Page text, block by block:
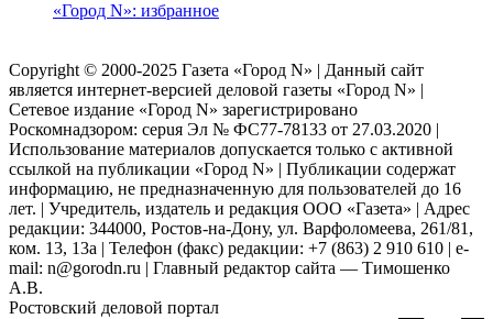
«Город N»: избранное
Copyright © 2000-2025 Газета «Город N» | Данный сайт
является интернет-версией деловой газеты «Город N» |
Сетевое издание «Город N» зарегистрировано
Роскомнадзором: серuя Эл № ФС77-78133 от 27.03.2020 |
Использование материалов допускается только с активной
ссылкой на публикации «Город N» | Публикации содержат
информацию, не предназначенную для пользователей до 16
лет. | Учредитель, издатель и редакция ООО «Газета» | Адрес
редакции: 344000, Ростов-на-Дону, ул. Варфоломеева, 261/81,
ком. 13, 13а | Телефон (факс) редакции: +7 (863) 2 910 610 | e-
mail: n@gorodn.ru | Главный редактор сайта — Тимошенко
А.В.
Ростовский деловой портал